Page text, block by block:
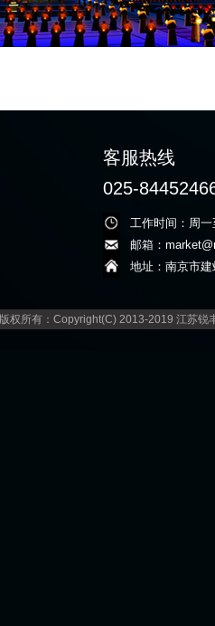
客服热线
025-
工作时间：周
邮箱：
地址：南京市
版权所有：Copyright(C) 2013-2019 江苏